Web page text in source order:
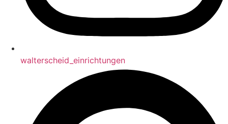
walterscheid_einrichtungen